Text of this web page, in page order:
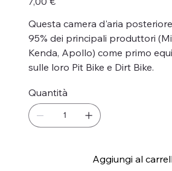
Questa camera d'aria
95% dei principali produttori
Kenda, Apollo) come primo
sulle loro Pit Bike e Dirt Bike.
Quantità
Aggiungi al